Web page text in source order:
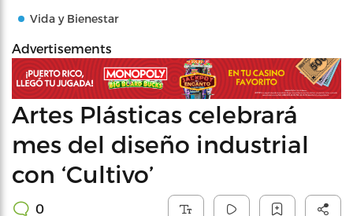
Vida y Bienestar
Advertisements
Artes Plásticas celebrará
mes del diseño industrial
con ‘Cultivo’
0